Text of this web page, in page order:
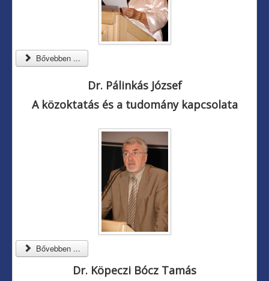
Bővebben ...
Dr. Pálinkás József
A közoktatás és a tudomány kapcsolata
Bővebben ...
Dr. Köpeczi Bócz Tamás